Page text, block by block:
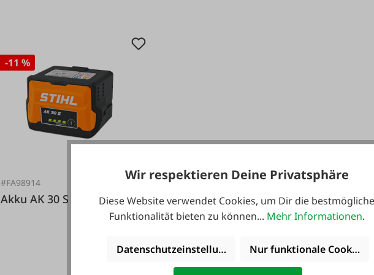
-11 %
#FA98914
Akku AK 30 S 36 V 5,0 Ah
Wir respektieren Deine Privatsphäre
Diese Website verwendet Cookies, um Dir die bestmögliche
Funktionalität bieten zu können... Mehr Informationen.
Datenschutzeinstellungen Nur funktionale Cookies